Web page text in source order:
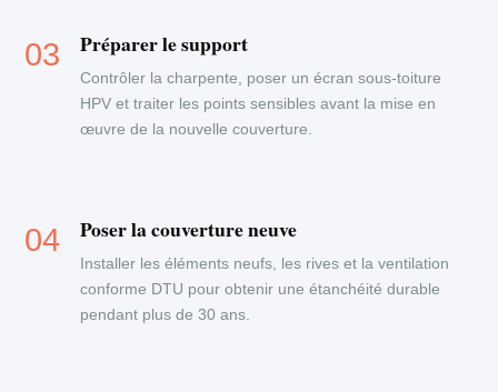
Préparer le support
Contrôler la charpente, poser un écran sous-toiture
HPV et traiter les points sensibles avant la mise en
œuvre de la nouvelle couverture.
Poser la couverture neuve
Installer les éléments neufs, les rives et la ventilation
conforme DTU pour obtenir une étanchéité durable
pendant plus de 30 ans.